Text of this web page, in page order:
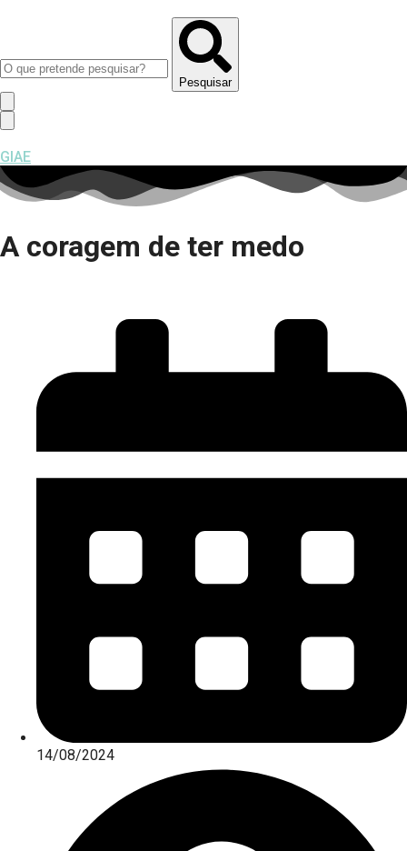
Pesquisar
GIAE
A coragem de ter medo
14/08/2024